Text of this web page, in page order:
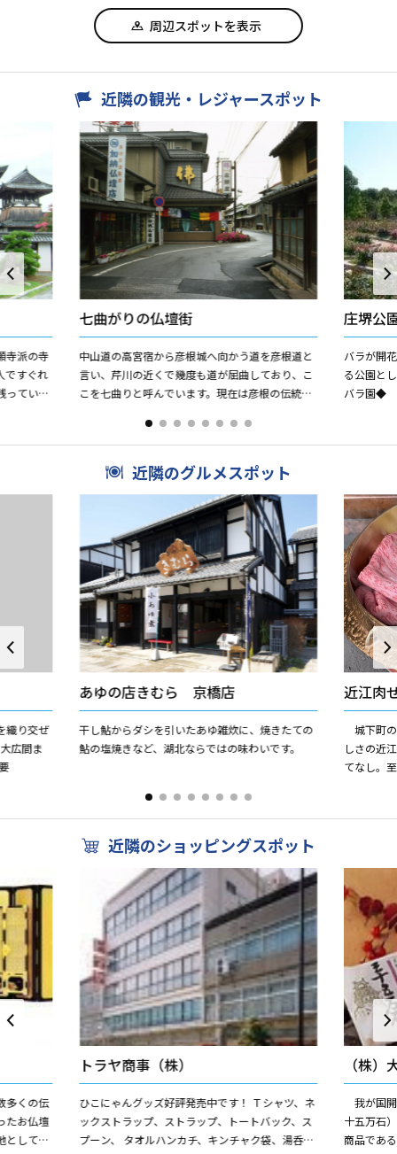
周辺スポットを表示
近隣の観光・レジャースポット
寺派の寺
ですぐれ
っていま
七曲がりの仏壇街
中山道の高宮宿から彦根城へ向かう道を彦根道と
言い、芹川の近くで幾度も道が屈曲しており、こ
こを七曲りと呼んでいます。現在は彦根の伝統産
品「彦根仏壇」は、木...
庄堺公
バラが開
る公園と
バラ
近隣のグルメスポット
織り交ぜ
広間ま
あゆの店きむら 京橋店
干し鮎からダシを引いたあゆ雑炊に、焼きたての
鮎の塩焼きなど、湖北ならではの味わいです。
近江肉
城下町
しさの近
てなし。
近隣のショッピングスポット
多くの伝
たお仏壇
として高
トラヤ商事（株）
ひこにゃんグッズ好評発売中です！ Ｔシャツ、ネ
ックストラップ、ストラップ、トートバック、ス
プーン、 タオルハンカチ、キンチャク袋、湯呑
（株）
我が国
十五万石
商品であ